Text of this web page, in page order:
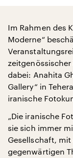
Im Rahmen des
Moderne“
dabei: Anahita
Gallery“ in
iranische
„Die iranische
sie sich immer
Gesellschaft,
gegenwärtigen